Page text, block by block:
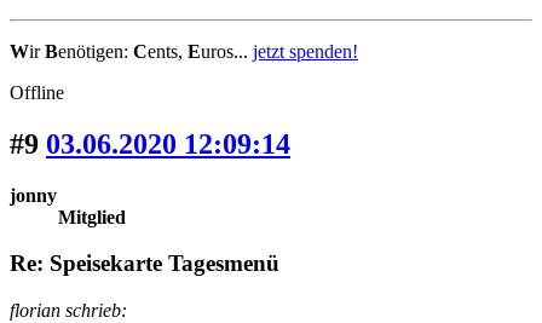
WirBenötigen: Cents, Euros... jetzt spenden!
Offline
#9 03.06.2020 12:09:14
jonny
Mitglied
Re: Speisekarte Tagesmenü
florian schrieb: